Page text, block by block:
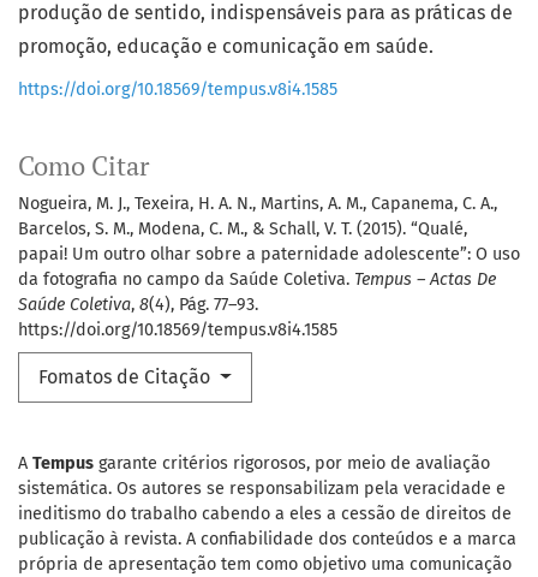
Como Citar
Nogueira, M. J., Texeira, H. A. N., Martins, A. M., Capanema, C. A.,
Barcelos, S. M., Modena, C. M., & Schall, V. T. (2015). “Qualé,
papai! Um outro olhar sobre a paternidade adolescente”: O uso
da fotografia no campo da Saúde Coletiva. Tempus – Actas De
Saúde Coletiva, 8(4), Pág. 77–93.
https://doi.org/10.18569/tempus.v8i4.1585
Fomatos de Citação
produção de sentido, indispensáveis para as práticas de
promoção, educação e comunicação em saúde.
https://doi.org/10.18569/tempus.v8i4.1585
A Tempus garante critérios rigorosos, por meio de avaliação
sistemática. Os autores se responsabilizam pela veracidade e
ineditismo do trabalho cabendo a eles a cessão de direitos de
publicação à revista. A confiabilidade dos conteúdos e a marca
própria de apresentação tem como objetivo uma comunicação